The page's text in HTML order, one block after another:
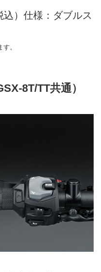
）仕様：ダブルス
。
8T/TT共通）